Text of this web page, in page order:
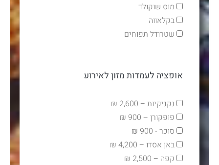
מוס שוקולד
בקלאווה
שטרודל תפוחים
אופציה לעמדות מזון לאירוע
נקניקיות – 2,600 ₪
פופקורן – 900 ₪
סוכר - 900 ₪
באן אסדו – 4,200 ₪
קפה – 2,500 ₪